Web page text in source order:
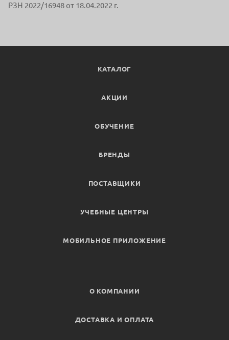
РЗН 2022/16948 от 18.04.2022 г.
КАТАЛОГ
АКЦИИ
ОБУЧЕНИЕ
БРЕНДЫ
ПОСТАВЩИКИ
УЧЕБНЫЕ ЦЕНТРЫ
МОБИЛЬНОЕ ПРИЛОЖЕНИЕ
О КОМПАНИИ
ДОСТАВКА И ОПЛАТА